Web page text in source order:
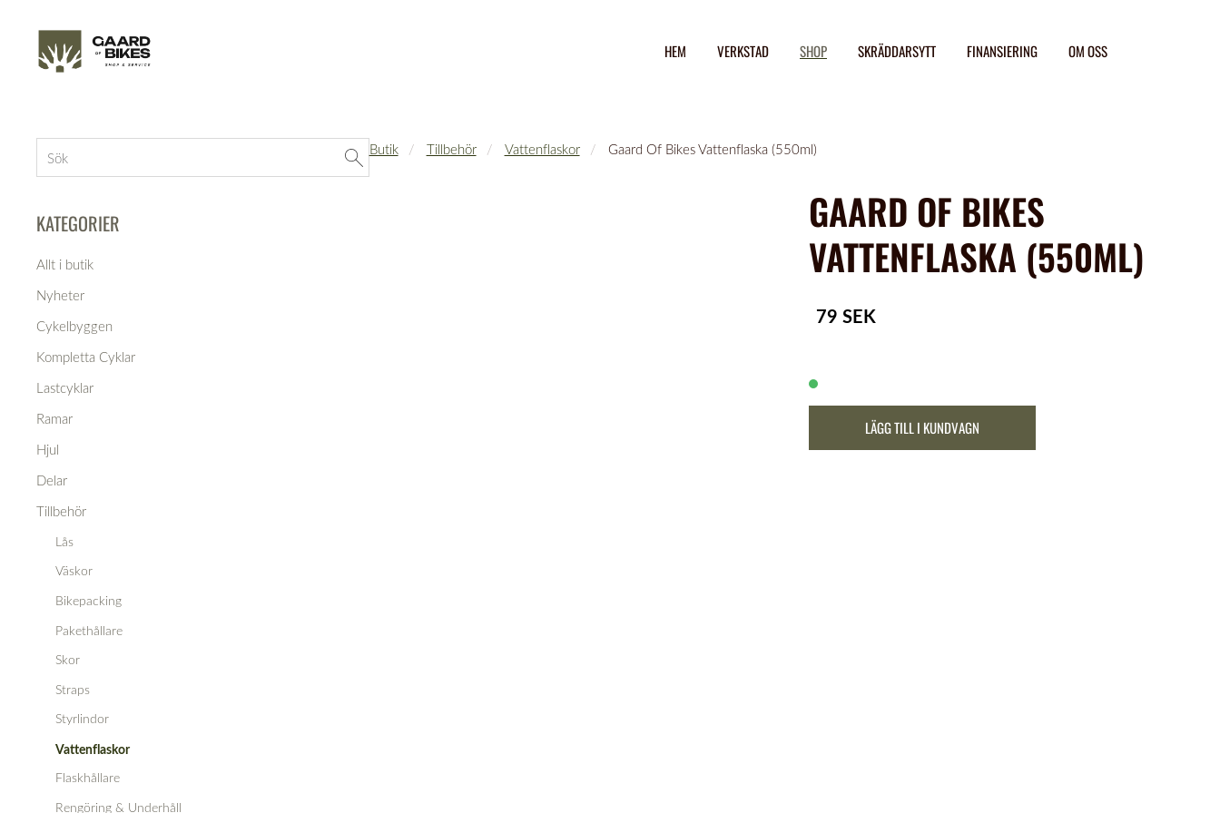
HEM VERKSTAD SHOP SKRÄDDARSYTT FINANSIERING OM OSS
KATEGORIER
Allt i butik
Nyheter
Cykelbyggen
Kompletta Cyklar
Lastcyklar
Ramar
Hjul
Delar
Tillbehör
Lås
Väskor
Bikepacking
Pakethållare
Skor
Straps
Styrlindor
Vattenflaskor
Flaskhållare
Rengöring & Underhåll
Butik Tillbehör Vattenflaskor Gaard Of Bikes Vattenflaska (550ml)
GAARD OF BIKES
VATTENFLASKA (550ML)
79 SEK
LÄGG TILL I KUNDVAGN